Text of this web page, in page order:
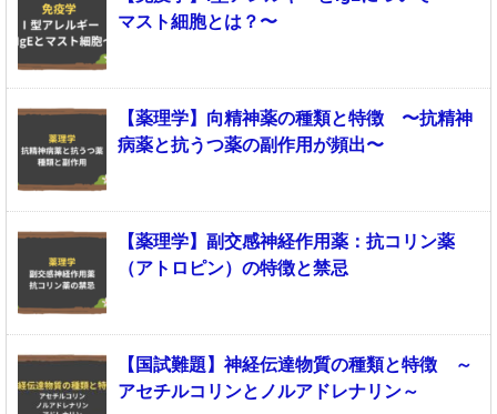
マスト細胞とは？〜
【薬理学】向精神薬の種類と特徴 〜抗精神
病薬と抗うつ薬の副作用が頻出〜
【薬理学】副交感神経作用薬：抗コリン薬
（アトロピン）の特徴と禁忌
【国試難題】神経伝達物質の種類と特徴 ～
アセチルコリンとノルアドレナリン～